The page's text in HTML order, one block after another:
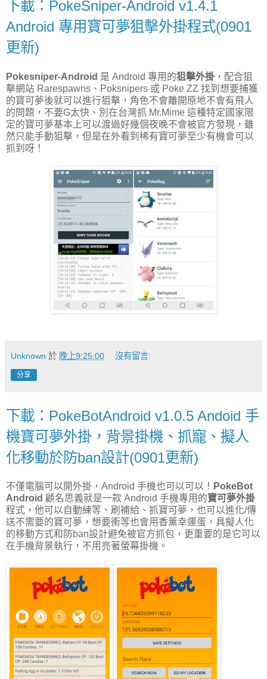
下載：PokeSniper-Android v1.4.1
Android 專用寶可夢狙擊外掛程式(0901
更新)
Pokesniper-Android 是 Android 專用的狙擊外掛 ，配合狙
擊網站 Rarespawns、Poksnipers 或 Poke ZZ 找到想要捕獲
的寶可夢後就可以進行狙擊，角色不會離開原地不會有飛人
的問題，不要G太快、別在台灣抓 Mr.Mime 這種特定國家限
定的寶可夢基本上可以渡過好幾個夜晚不會被官方發現，雖
然只能手動狙擊，但是在外看到稀有寶可夢至少有機會可以
抓到呀！
Unknown 於 晚上9:25:00 沒有留言:
分享
下載：PokeBotAndroid v1.0.5 Andoid 手
機寶可夢外掛，背景掛機、抓寵、擬人
化移動於防ban設計(0901更新)
不僅電腦可以開外掛，Android 手機也可以可以！ PokeBot
Android 顧名思義就是一款 Android 手機專用的寶可夢外掛
程式，他可以自動練等、刷補給、抓寶可夢，也可以進化/傳
送不需要的寶可夢，想要衝等也會用香薰幸運蛋，具擬人化
的移動方式和防ban設計避免被官方抓包，更重要的是它可以
在手機背景執行，不用亮著螢幕掛機。